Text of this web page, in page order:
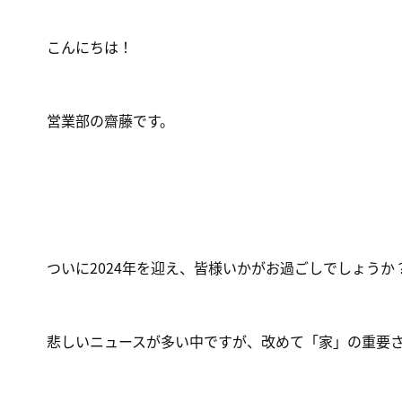
こんにちは！
営業部の齋藤です。
ついに2024年を迎え、皆様いかがお過ごしでしょうか
悲しいニュースが多い中ですが、改めて「家」の重要